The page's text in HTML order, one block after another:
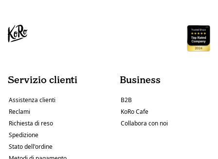
Servizio clienti
Assistenza clienti
Reclami
Richiesta di reso
Spedizione
Stato dell'ordine
Business
B2B
KoRo Cafe
Collabora con noi